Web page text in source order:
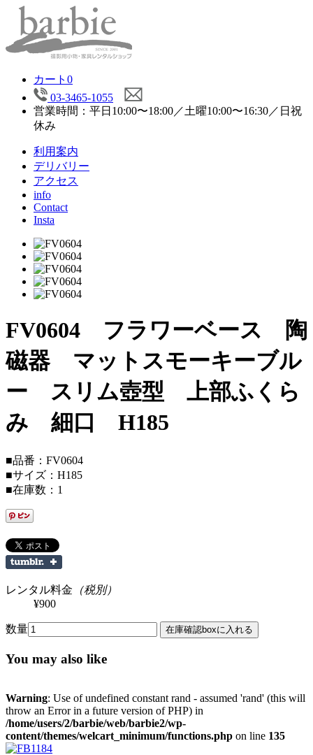
カート 0
03-3465-1055
営業時間：平日10:00〜18:00／土曜10:00〜16:30／日祝
休み
利用案内
デリバリー
アクセス
info
Contact
Insta
FV0604 フラワーベース 陶
磁器 マットスモーキーブル
ー スリム壺型 上部ふくら
み 細口 H185
■品番：FV0604
■サイズ：H185
■在庫数：1
レンタル料金 （税別）
¥900
数量
You may also like
Warning: Use of undefined constant rand - assumed 'rand' (this will
throw an Error in a future version of PHP) in
/home/users/2/barbie/web/barbie2/wp-
content/themes/welcart_minimum/functions.php on line 135